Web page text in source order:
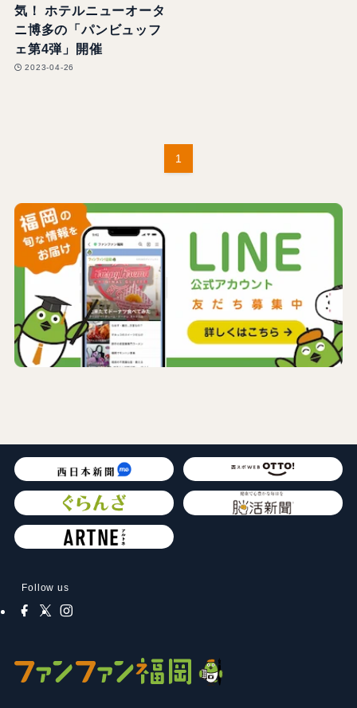
気！ ホテルニューオータ
ニ博多の「パンビュッフ
ェ第4弾」開催
2023-04-26
1
Follow us